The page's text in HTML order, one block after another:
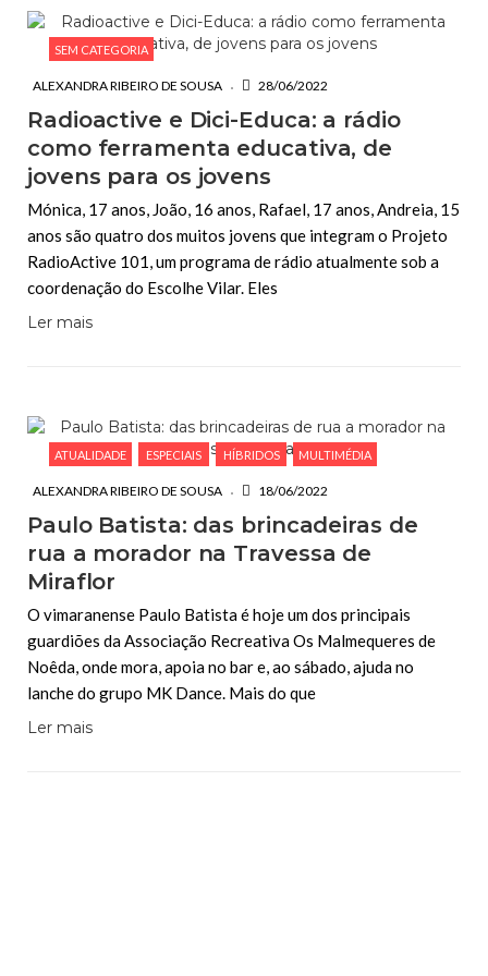
SEM CATEGORIA
ALEXANDRA RIBEIRO DE SOUSA 28/06/2022
Radioactive e Dici-Educa: a rádio
como ferramenta educativa, de
jovens para os jovens
Mónica, 17 anos, João, 16 anos, Rafael, 17 anos, Andreia, 15
anos são quatro dos muitos jovens que integram o Projeto
RadioActive 101, um programa de rádio atualmente sob a
coordenação do Escolhe Vilar. Eles
Ler mais
ATUALIDADE ESPECIAIS HÍBRIDOS MULTIMÉDIA
ALEXANDRA RIBEIRO DE SOUSA 18/06/2022
Paulo Batista: das brincadeiras de
rua a morador na Travessa de
Miraflor
O vimaranense Paulo Batista é hoje um dos principais
guardiões da Associação Recreativa Os Malmequeres de
Noêda, onde mora, apoia no bar e, ao sábado, ajuda no
lanche do grupo MK Dance. Mais do que
Ler mais